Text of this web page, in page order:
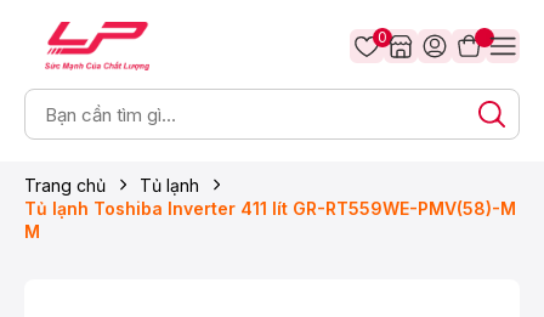
0
Trang chủ
Tủ lạnh
Tủ lạnh Toshiba Inverter 411 lít GR-RT559WE-PMV(58)-M
M